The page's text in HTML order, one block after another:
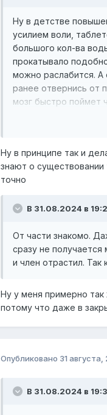
Ну в детстве
усилием воли,
большого кол-ва
прокатывало
можно раслабится. А
ранее отвернись от
мозг быстро поймет
Ну в принципе так и
знают о
точно
В 31.08.2024 в
От части знакомо.
сразу не
и член отрастил. Так
Ну у меня примерно
потому что даже в
Опубликовано 31
В 31.08.2024 в